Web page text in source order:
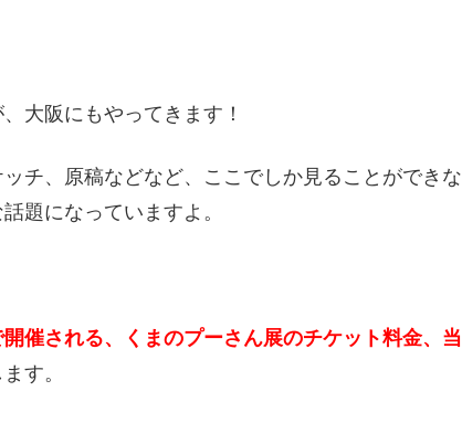
大阪にもやってきます！
チ、原稿などなど、ここでしか見ることができな
題になっていますよ。
催される、
くまのプーさん展のチケット料金、当
す。